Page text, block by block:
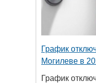
График
Могилеве в
График